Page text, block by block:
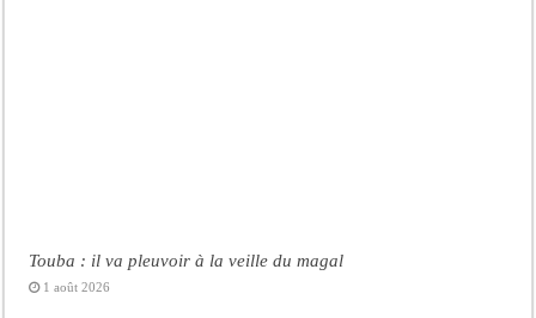
Touba : il va pleuvoir à la veille du magal
1 août 2026